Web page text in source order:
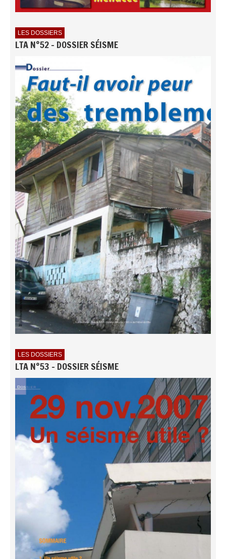
LES DOSSIERS
LTA N°52 - DOSSIER SÉISME
LES DOSSIERS
LTA N°53 - DOSSIER SÉISME